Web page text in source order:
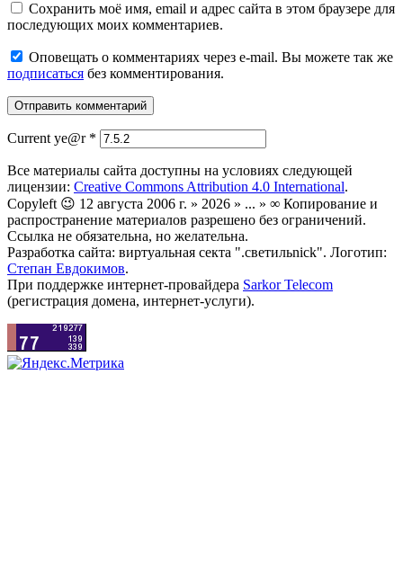
Сохранить моё имя, email и адрес сайта в этом браузере для
последующих моих комментариев.
Оповещать о комментариях через e-mail. Вы можете так же
подписаться без комментирования.
Current ye@r *
Все материалы сайта доступны на условиях следующей
лицензии: Creative Commons Attribution 4.0 International.
Copyleft 😉 12 августа 2006 г. » 2026 » ... » ∞ Копирование и
распространение материалов разрешено без ограничений.
Ссылка не обязательна, но желательна.
Разработка сайта: виртуальная секта ".светильnick". Логотип:
Степан Евдокимов.
При поддержке интернет-провайдера Sarkor Telecom
(регистрация домена, интернет-услуги).